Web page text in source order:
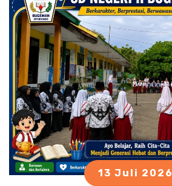
13 Juli 2026